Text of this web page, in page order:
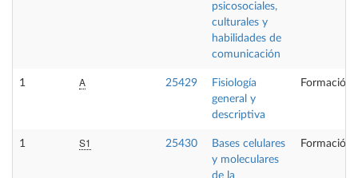
psicosociales,
culturales y
habilidades de
comunicación
1 A 25429
Fisiología
general y
descriptiva
Formación
1 S1 25430
Bases celulares
y moleculares
de la
Formación